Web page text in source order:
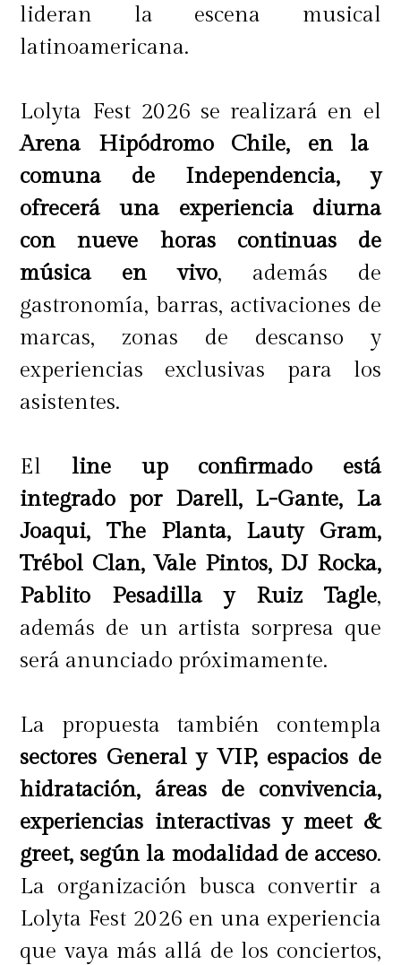
lideran la escena musical
latinoamericana.
Lolyta Fest 2026 se realizará en el
Arena Hipódromo Chile, en la
comuna de Independencia, y
ofrecerá una experiencia diurna
con nueve horas continuas de
música en vivo, además de
gastronomía, barras, activaciones de
marcas, zonas de descanso y
experiencias exclusivas para los
asistentes.
El line up confirmado está
integrado por Darell, L-Gante, La
Joaqui, The Planta, Lauty Gram,
Trébol Clan, Vale Pintos, DJ Rocka,
Pablito Pesadilla y Ruiz Tagle,
además de un artista sorpresa que
será anunciado próximamente.
La propuesta también contempla
sectores General y VIP, espacios de
hidratación, áreas de convivencia,
experiencias interactivas y meet &
greet, según la modalidad de acceso.
La organización busca convertir a
Lolyta Fest 2026 en una experiencia
que vaya más allá de los conciertos,